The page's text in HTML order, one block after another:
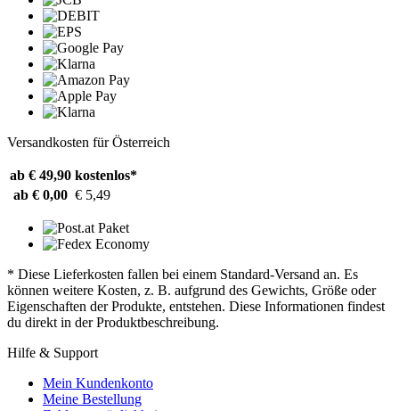
Versandkosten für Österreich
ab € 49,90 kostenlos*
ab € 0,00 € 5,49
* Diese Lieferkosten fallen bei einem Standard-Versand an. Es
können weitere Kosten, z. B. aufgrund des Gewichts, Größe oder
Eigenschaften der Produkte, entstehen. Diese Informationen findest
du direkt in der Produktbeschreibung.
Hilfe & Support
Mein Kundenkonto
Meine Bestellung